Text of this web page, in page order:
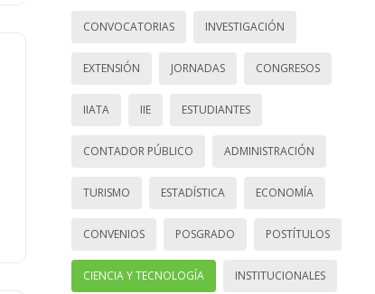
CONVOCATORIAS INVESTIGACIÓN
EXTENSIÓN JORNADAS CONGRESOS
IIATA IIE ESTUDIANTES
CONTADOR PÚBLICO ADMINISTRACIÓN
TURISMO ESTADÍSTICA ECONOMÍA
CONVENIOS POSGRADO POSTÍTULOS
CIENCIA Y TECNOLOGÍA INSTITUCIONALES